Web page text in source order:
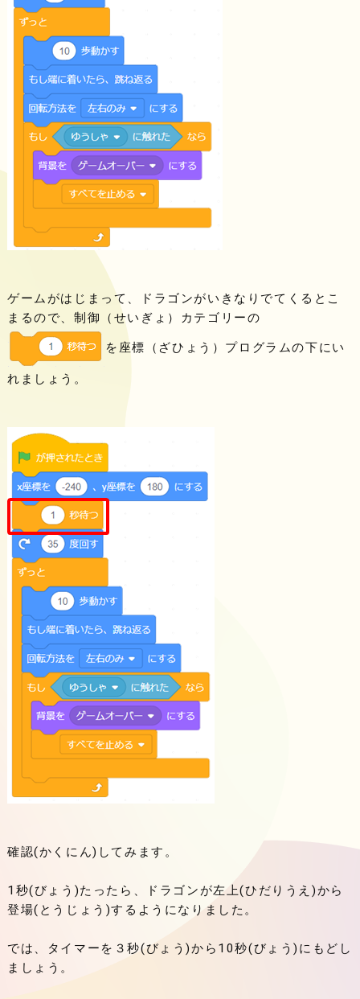
ゲームがはじまって、ドラゴンがいきなりでてくるとこ
まるので、制御（せいぎょ）カテゴリーの
を座標（ざひょう）プログラムの下にい
れましょう。
確認(かくにん)してみます。
1秒(びょう)たったら、ドラゴンが左上(ひだりうえ)から
登場(とうじょう)するようになりました。
では、タイマーを３秒(びょう)から10秒(びょう)にもどし
ましょう。